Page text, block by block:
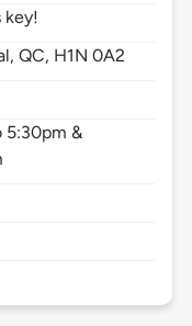
key!
QC, H1N 0A2
5:30pm &